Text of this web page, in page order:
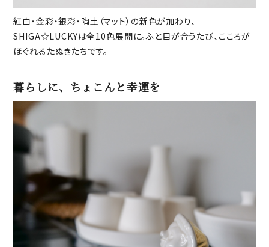
紅白・金彩・銀彩・陶土（マット）の新色が加わり、
SHIGA☆LUCKYは全10色展開に。ふと目が合うたび、こころが
ほぐれるたぬきたちです。
暮らしに、ちょこんと幸運を